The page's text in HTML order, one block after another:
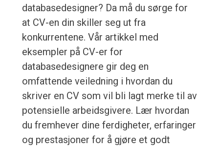
databasedesigner? Da må du sørge for
at CV-en din skiller seg ut fra
konkurrentene. Vår artikkel med
eksempler på CV-er for
databasedesignere gir deg en
omfattende veiledning i hvordan du
skriver en CV som vil bli lagt merke til av
potensielle arbeidsgivere. Lær hvordan
du fremhever dine ferdigheter, erfaringer
og prestasjoner for å gjøre et godt